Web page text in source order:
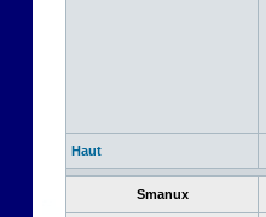
Haut
Smanux